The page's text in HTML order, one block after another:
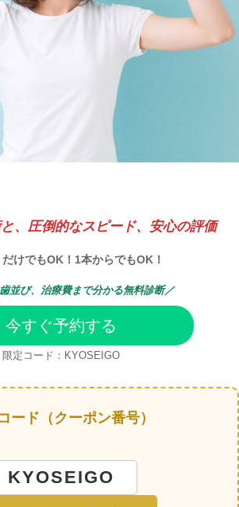
、圧倒的なスピード、安心の評価
けでもOK！1本からでもOK！
並び、治療費まで分かる無料診断／
今すぐ予約する
限定コード：KYOSEIGO
ード（クーポン番号）
KYOSEIGO